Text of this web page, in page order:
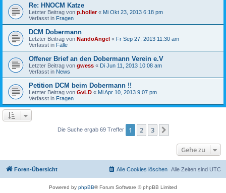
Re: HNOCM Katze
Letzter Beitrag von p.holler« Mi Okt 23, 2013 6:18 pm
Verfasst in Fragen
DCM Dobermann
Letzter Beitrag von NandoAngel « Fr Sep 27, 2013 11:30 am
Verfasst in Fälle
Offener Brief an den Dobermann Verein e.V
Letzter Beitrag von gwess « Di Jun 11, 2013 10:08 am
Verfasst in News
Petition DCM beim Dobermann !!
Letzter Beitrag von GvLD « Mi Apr 10, 2013 9:07 pm
Verfasst in Fragen
Die Suche ergab 69 Treffer 1 2 3
Gehe zu
Foren-Übersicht Alle Zeiten sind UTC
Alle Cookies löschen
Powered by phpBB® Forum Software © phpBB Limited